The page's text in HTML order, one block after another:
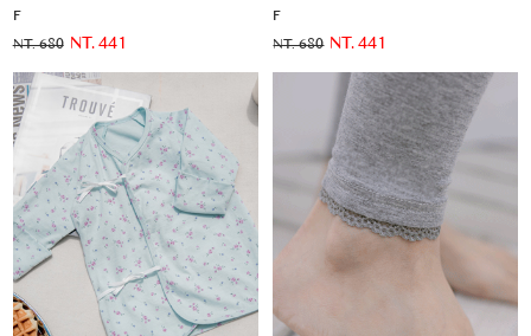
F
NT. 680 NT. 441
F
NT. 680 NT. 441